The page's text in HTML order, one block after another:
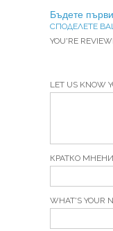
Бъдете
СПОДЕЛЕТЕ
YOU'RE
LET US KNOW
КРАТКО
WHAT'S YOUR